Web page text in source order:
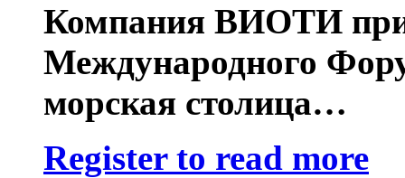
Компания ВИОТИ
Международного
морская столица…
Register to read more